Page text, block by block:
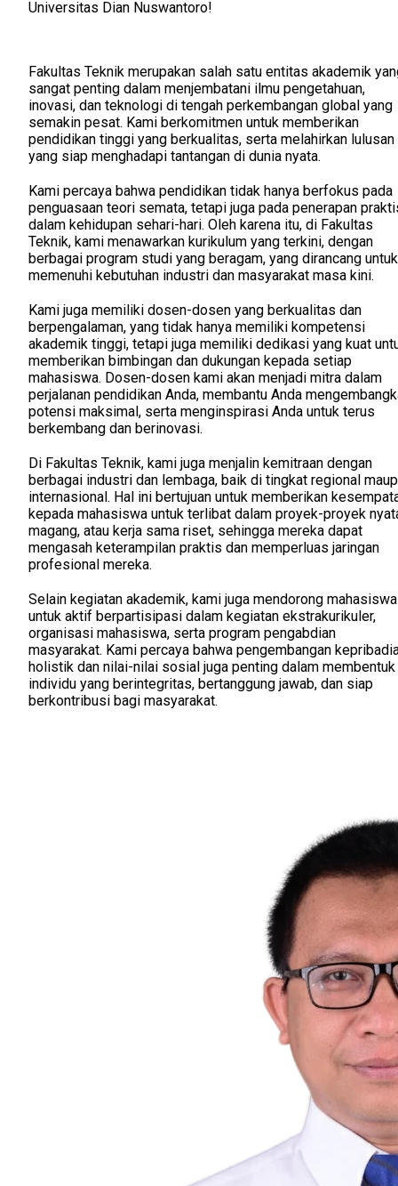
Universitas Dian Nuswantoro!
Fakultas Teknik merupakan salah satu entitas akademik
sangat penting dalam menjembatani ilmu pengetahuan,
inovasi, dan teknologi di tengah perkembangan global yang
semakin pesat. Kami berkomitmen untuk memberikan
pendidikan tinggi yang berkualitas, serta melahirkan lulusan
yang siap menghadapi tantangan di dunia nyata.
Kami percaya bahwa pendidikan tidak hanya berfokus pada
penguasaan teori semata, tetapi juga pada penerapan
dalam kehidupan sehari-hari. Oleh karena itu, di Fakultas
Teknik, kami menawarkan kurikulum yang terkini, dengan
berbagai program studi yang beragam, yang dirancang untuk
memenuhi kebutuhan industri dan masyarakat masa kini.
Kami juga memiliki dosen-dosen yang berkualitas dan
berpengalaman, yang tidak hanya memiliki kompetensi
akademik tinggi, tetapi juga memiliki dedikasi yang kuat
memberikan bimbingan dan dukungan kepada setiap
mahasiswa. Dosen-dosen kami akan menjadi mitra dalam
perjalanan pendidikan Anda, membantu Anda
potensi maksimal, serta menginspirasi Anda untuk terus
berkembang dan berinovasi.
Di Fakultas Teknik, kami juga menjalin kemitraan dengan
berbagai industri dan lembaga, baik di tingkat regional
internasional. Hal ini bertujuan untuk memberikan
kepada mahasiswa untuk terlibat dalam proyek-proyek
magang, atau kerja sama riset, sehingga mereka dapat
mengasah keterampilan praktis dan memperluas jaringan
profesional mereka.
Selain kegiatan akademik, kami juga mendorong mahasiswa
untuk aktif berpartisipasi dalam kegiatan ekstrakurikuler,
organisasi mahasiswa, serta program pengabdian
masyarakat. Kami percaya bahwa pengembangan
holistik dan nilai-nilai sosial juga penting dalam membentuk
individu yang berintegritas, bertanggung jawab, dan siap
berkontribusi bagi masyarakat.